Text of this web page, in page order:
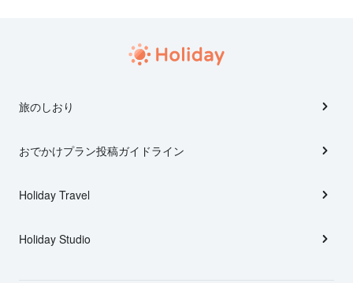
旅のしおり
おでかけプラン投稿ガイドライン
Holiday Travel
Holiday Studio